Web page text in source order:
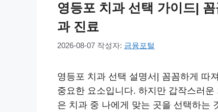
영등포 치과 선택 가이드|
과 진료
2026-08-07 작성자: 금융포털
영등포 치과 선택 설명서| 꼼꼼하게 따
중요한 요소입니다. 하지만 갑작스러
은 치과 중 나에게 맞는 곳을 선택하는